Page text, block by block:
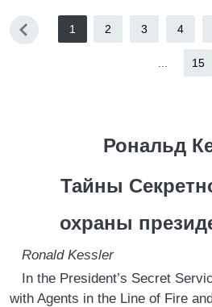
1 2 3 4
15
Рональд
Тайны
охраны
Ronald Kessler
In the President’s Secret
with Agents in the Line of Fire